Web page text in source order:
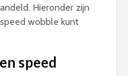
Hieronder zijn
wobble kunt
speed